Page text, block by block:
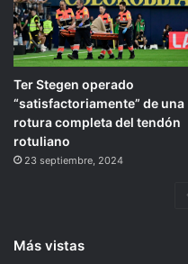
Ter Stegen operado
“satisfactoriamente” de una
rotura completa del tendón
rotuliano
23 septiembre, 2024
Más vistas